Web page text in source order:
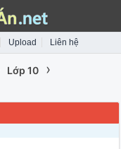
Upload Liên hệ
Lớp 10 ›